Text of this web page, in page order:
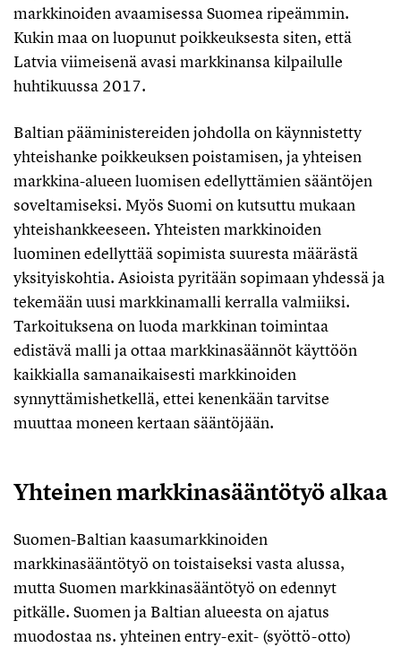
markkinoiden avaamisessa Suomea ripeämmin.
Kukin maa on luopunut poikkeuksesta siten, että
Latvia viimeisenä avasi markkinansa kilpailulle
huhtikuussa 2017.
Baltian pääministereiden johdolla on käynnistetty
yhteishanke poikkeuksen poistamisen, ja yhteisen
markkina-alueen luomisen edellyttämien sääntöjen
soveltamiseksi. Myös Suomi on kutsuttu mukaan
yhteishankkeeseen. Yhteisten markkinoiden
luominen edellyttää sopimista suuresta määrästä
yksityiskohtia. Asioista pyritään sopimaan yhdessä ja
tekemään uusi markkinamalli kerralla valmiiksi.
Tarkoituksena on luoda markkinan toimintaa
edistävä malli ja ottaa markkinasäännöt käyttöön
kaikkialla samanaikaisesti markkinoiden
synnyttämishetkellä, ettei kenenkään tarvitse
muuttaa moneen kertaan sääntöjään.
Yhteinen markkinasääntötyö alkaa
Suomen-Baltian kaasumarkkinoiden
markkinasääntötyö on toistaiseksi vasta alussa,
mutta Suomen markkinasääntötyö on edennyt
pitkälle. Suomen ja Baltian alueesta on ajatus
muodostaa ns. yhteinen entry-exit- (syöttö-otto)